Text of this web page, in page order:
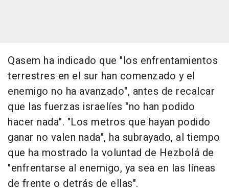
Qasem ha indicado que "los enfrentamientos
terrestres en el sur han comenzado y el
enemigo no ha avanzado", antes de recalcar
que las fuerzas israelíes "no han podido
hacer nada". "Los metros que hayan podido
ganar no valen nada", ha subrayado, al tiempo
que ha mostrado la voluntad de Hezbolá de
"enfrentarse al enemigo, ya sea en las líneas
de frente o detrás de ellas".